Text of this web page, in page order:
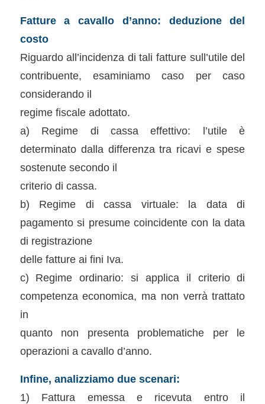
Fatture a cavallo d’anno: deduzione del
costo
Riguardo all’incidenza di tali fatture sull’utile del
contribuente, esaminiamo caso per caso
considerando il
regime fiscale adottato.
a) Regime di cassa effettivo: l’utile è
determinato dalla differenza tra ricavi e spese
sostenute secondo il
criterio di cassa.
b) Regime di cassa virtuale: la data di
pagamento si presume coincidente con la data
di registrazione
delle fatture ai fini Iva.
c) Regime ordinario: si applica il criterio di
competenza economica, ma non verrà trattato
in
quanto non presenta problematiche per le
operazioni a cavallo d’anno.
Infine, analizziamo due scenari:
1) Fattura emessa e ricevuta entro il